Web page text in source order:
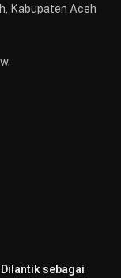
Kabupaten Aceh
sebagai